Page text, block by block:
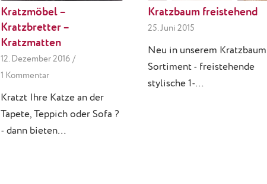
Kratzmöbel –
Kratzbretter –
Kratzmatten
12. Dezember 2016 /
1 Kommentar
Kratzt Ihre Katze an der
Tapete, Teppich oder Sofa ?
- dann bieten…
Kratzbaum freistehend
25. Juni 2015
Neu in unserem Kratzbaum
Sortiment - freistehende
stylische 1-…